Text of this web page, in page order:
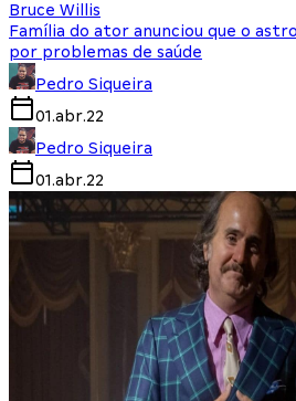
Bruce Willis
Família do ator anunciou que o
por problemas de saúde
Pedro Siqueira
01.abr.22
Pedro Siqueira
01.abr.22